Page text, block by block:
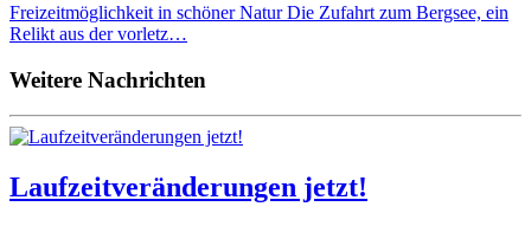
Freizeitmöglichkeit in schöner Natur Die Zufahrt zum Bergsee, ein
Relikt aus der vorletz…
Weitere Nachrichten
Laufzeitveränderungen jetzt!